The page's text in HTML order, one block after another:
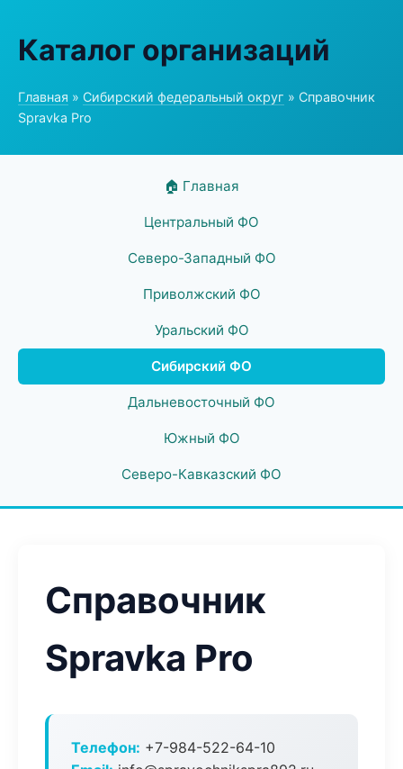
Каталог организаций
Главная » Сибирский федеральный округ » Справочник
Spravka Pro
🏠 Главная
Центральный ФО
Северо-Западный ФО
Приволжский ФО
Уральский ФО
Сибирский ФО
Дальневосточный ФО
Южный ФО
Северо-Кавказский ФО
Справочник
Spravka Pro
Телефон: +7-984-522-64-10